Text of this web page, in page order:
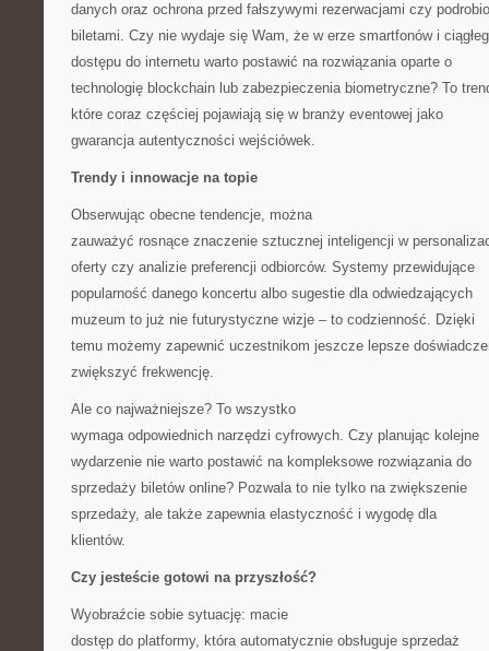
danych oraz ochrona przed fałszywymi rezerwacjami czy
biletami. Czy nie wydaje się Wam, że w erze smartfonów i
dostępu do internetu warto postawić na rozwiązania oparte o
technologię blockchain lub zabezpieczenia biometryczne? To
które coraz częściej pojawiają się w branży eventowej jako
gwarancja autentyczności wejściówek.
Trendy i innowacje na topie
Obserwując obecne tendencje, można
zauważyć rosnące znaczenie sztucznej inteligencji w
oferty czy analizie preferencji odbiorców. Systemy przewidujące
popularność danego koncertu albo sugestie dla odwiedzających
muzeum to już nie futurystyczne wizje – to codzienność. Dzięki
temu możemy zapewnić uczestnikom jeszcze lepsze
zwiększyć frekwencję.
Ale co najważniejsze? To wszystko
wymaga odpowiednich narzędzi cyfrowych. Czy planując kolejne
wydarzenie nie warto postawić na kompleksowe rozwiązania do
sprzedaży biletów online? Pozwala to nie tylko na zwiększenie
sprzedaży, ale także zapewnia elastyczność i wygodę dla
klientów.
Czy jesteście gotowi na przyszłość?
Wyobraźcie sobie sytuację: macie
dostęp do platformy, która automatycznie obsługuje sprzedaż